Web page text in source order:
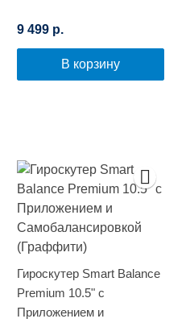
9 499 р.
В корзину
Гироскутер Smart Balance
Premium 10.5" с
Приложением и